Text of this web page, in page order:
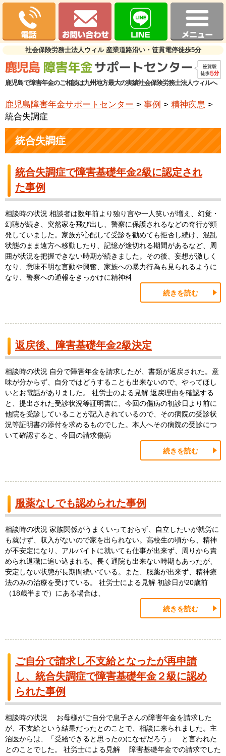
社会保険労務士法人ウィル 産業道路沿い・笹貫電停徒歩5分
鹿児島で障害年金のご相談は九州地方最大の実績社会保険労務士法人ウィルへ
鹿児島障害年金サポートセンター > 事例 > 精神疾患 >
統合失調症
統合失調症
統合失調症で障害基礎年金2級に認定され
た事例
相談時の状況 相談者は数年前より独り言や一人笑いが増え、幻覚・
幻聴が続き、突然家を飛び出し、警察に保護されるなどの奇行が頻
発していました。家族が心配して受診を勧めても拒否し続け、混乱
状態のまま遠方へ移動したり、記憶が途切れる期間があるなど、周
囲が状況を把握できない時期が続きました。その後、妄想が激しく
なり、意味不明な言動や興奮、家族への暴力行為も見られるように
なり、警察への通報をきっかけに精神科
続きを読む
返戻後、障害基礎年金2級決定
相談時の状況 自分で障害年金を請求したが、書類が返戻された。意
味が分からず、自分ではどうすることも出来ないので、やってほし
いとお電話がありました。 社労士のよる見解 返戻理由を確認する
と、提出された受診状況等証明書に、今回の傷病の初診日より前に
他院を受診していることが記入されているので、その病院の受診状
況等証明書の添付を求めるものでした。本人へその病院の受診につ
いて確認すると、今回の請求傷病
続きを読む
服薬なしでも認められた事例
相談時の状況 家族関係がうまくいっておらず、自立したいが就労に
も就けず、収入がないので家を出られない。高校生の頃から、精神
が不安定になり、アルバイトに就いても仕事が出来ず、周りから責
められ退職に追い込まれる。長く通院も出来ない時期もあったが、
安定しない状態が長期間続いている。また、服薬が出来ず、精神療
法のみの治療を受けている。 社労士による見解 初診日が20歳前
（18歳半まで）にある場合は、
続きを読む
ご自分で請求し不支給となったが再申請
し、統合失調症で障害基礎年金２級に認め
られた事例
相談時の状況 お母様がご自分で息子さんの障害年金を請求した
が、不支給という結果だったとのことで、相談に来られました。主
治医からは、「受給できると思ったのになぜだろう」 と言われた
とのことでした。 社労士による見解 障害基礎年金での請求でした